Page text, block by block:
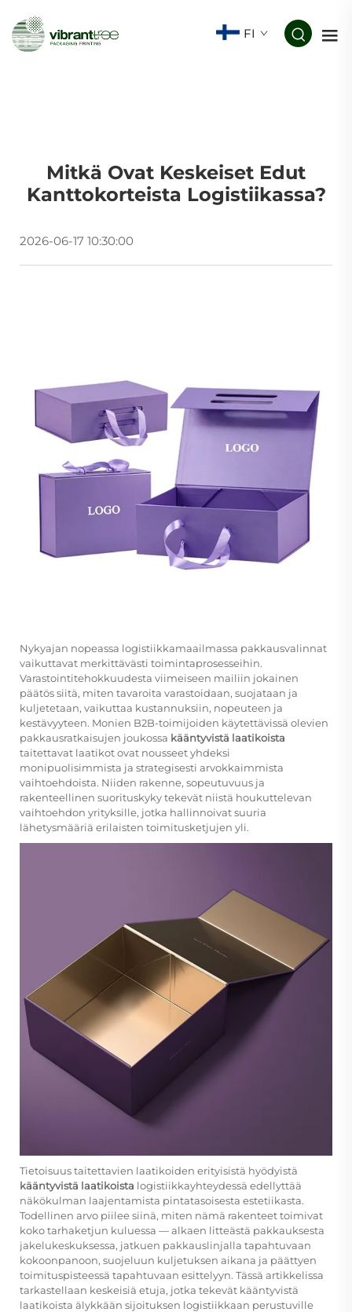
FI
Mitkä Ovat Keskeiset Edut
Kanttokorteista Logistiikassa?
2026-06-17 10:30:00
Nykyajan nopeassa logistiikkamaailmassa pakkausvalinnat
vaikuttavat merkittävästi toimintaprosesseihin.
Varastointitehokkuudesta viimeiseen mailiin jokainen
päätös siitä, miten tavaroita varastoidaan, suojataan ja
kuljetetaan, vaikuttaa kustannuksiin, nopeuteen ja
kestävyyteen. Monien B2B-toimijoiden käytettävissä olevien
pakkausratkaisujen joukossa kääntyvistä laatikoista
taitettavat laatikot ovat nousseet yhdeksi
monipuolisimmista ja strategisesti arvokkaimmista
vaihtoehdoista. Niiden rakenne, sopeutuvuus ja
rakenteellinen suorituskyky tekevät niistä houkuttelevan
vaihtoehdon yrityksille, jotka hallinnoivat suuria
lähetysmääriä erilaisten toimitusketjujen yli.
Tietoisuus taitettavien laatikoiden erityisistä hyödyistä
kääntyvistä laatikoista logistiikkayhteydessä edellyttää
näkökulman laajentamista pintatasoisesta estetiikasta.
Todellinen arvo piilee siinä, miten nämä rakenteet toimivat
koko tarhaketjun kuluessa — alkaen litteästä pakkauksesta
jakelukeskuksessa, jatkuen pakkauslinjalla tapahtuvaan
kokoonpanoon, suojeluun kuljetuksen aikana ja päättyen
toimituspisteessä tapahtuvaan esittelyyn. Tässä artikkelissa
tarkastellaan keskeisiä etuja, jotka tekevät kääntyvistä
laatikoista älykkään sijoituksen logistiikkaan perustuville